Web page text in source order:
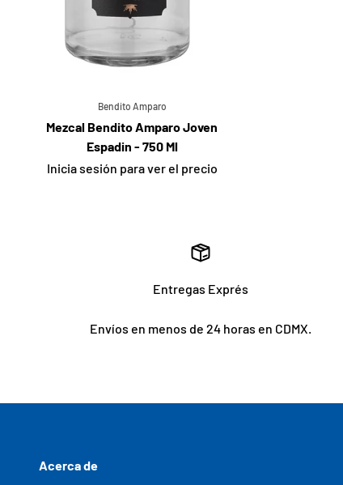
Bendito Amparo
Mezcal Bendito Amparo Joven
Espadin - 750 Ml
Inicia sesión para ver el precio
Entregas Exprés
Envíos en menos de 24 horas en CDMX.
Acerca de